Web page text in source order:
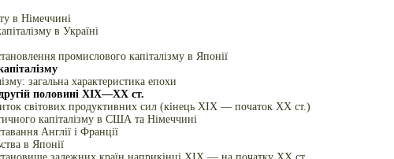
в Німеччині
в Україні
промислового капіталізму в Японії
загальна характеристика епохи
половині XIX—XX ст.
світових продуктивних сил (кінець XIX — початок XX ст.)
капіталізму в США та Німеччині
Англії і Франції
в Японії